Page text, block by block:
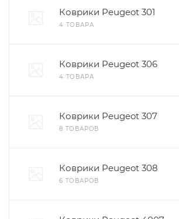
Коврики Peugeot 301
4 ТОВАРА
Коврики Peugeot 306
4 ТОВАРА
Коврики Peugeot 307
8 ТОВАРОВ
Коврики Peugeot 308
6 ТОВАРОВ